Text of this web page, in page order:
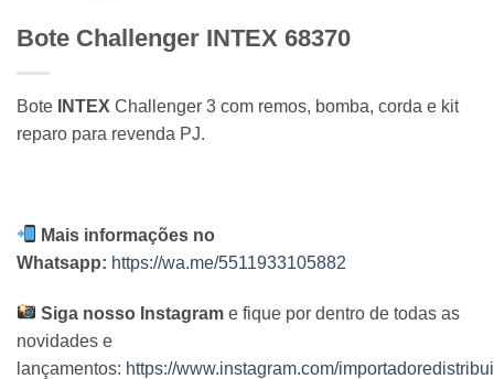
Bote Challenger INTEX 68370
Bote INTEX Challenger 3 com remos, bomba, corda e kit
reparo para revenda PJ.
Mais informações no
Whatsapp: https://wa.me/5511933105882
Siga nosso Instagram e fique por dentro de todas as
novidades e
lançamentos: https://www.instagram.com/